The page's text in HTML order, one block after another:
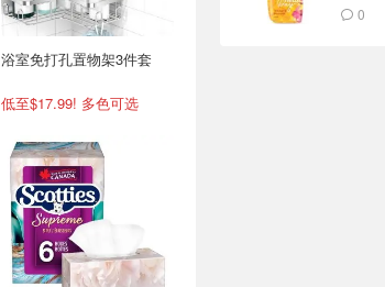
浴室免打孔置物架3件套
低至$17.99! 多色可选
0